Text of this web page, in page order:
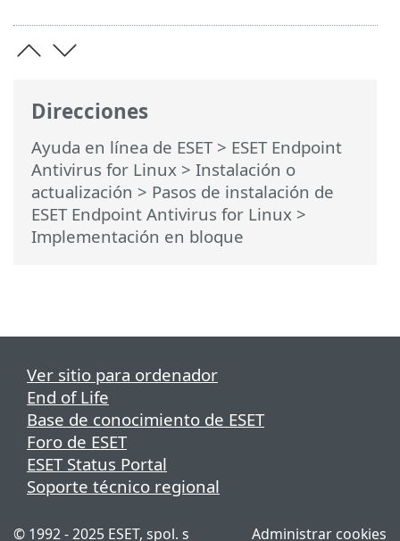
Direcciones
Ayuda en línea de ESET> ESET Endpoint
Antivirus for Linux > Instalación o
actualización > Pasos de instalación de
ESET Endpoint Antivirus for Linux >
Implementación en bloque
Ver sitio para ordenador
End of Life
Base de conocimiento de ESET
Foro de ESET
ESET Status Portal
Soporte técnico regional
© 1992 - 2025 ESET, spol. s
Administrar cookies